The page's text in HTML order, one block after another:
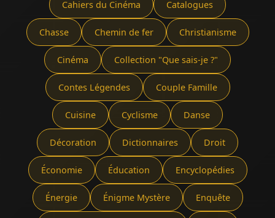
Cahiers du Cinéma Catalogues
Chasse Chemin de fer Christianisme
Cinéma Collection "Que sais-je ?"
Contes Légendes Couple Famille
Cuisine Cyclisme Danse
Décoration Dictionnaires Droit
Économie Éducation Encyclopédies
Énergie Énigme Mystère Enquête